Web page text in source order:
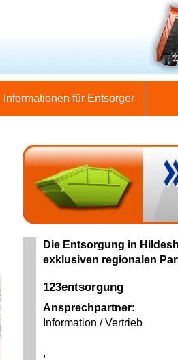
Informationen für Entsorger
Die Entsorgung in
exklusiven regionalen
123entsorgung
Ansprechpartner:
Information / Vertrieb
,